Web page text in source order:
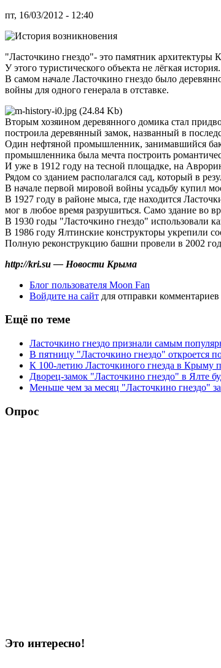
пт, 16/03/2012 - 12:40
"Ласточкино гнездо"- это памятник архитектуры
У этого туристического объекта не лёгкая история.
В самом начале Ласточкино гнездо было
войны для одного генерала в отставке.
Вторым хозяином деревянного домика стал
построила деревянный замок, названный в
Один нефтяной промышленник, занимавшийся
промышленника была мечта построить
И уже в 1912 году на тесной площадке, на
Рядом со зданием располагался сад, который в
В начале первой мировой войны усадьбу купил
В 1927 году в районе мыса, где находится
мог в любое время разрушиться. Само здание во
В 1930 годы "Ласточкино гнездо" использовали
В 1986 году Ялтинские конструкторы укрепили
Полную реконструкцию башни провели в 2002
http://kri.su — Новости Крыма
Блог пользователя Moon Fan
Войдите на сайт для отправки комментариев
Ещё по теме
Ласточкино гнездо признали самым
В пятницу "Ласточкино гнездо" откроется
К 100-летию Ласточкиного гнезда в Крыму
Дворец-замок "Ласточкино гнездо" в Ялте
Меньше чем за месяц "Ласточкино гнездо"
Опрос
Это интересно!